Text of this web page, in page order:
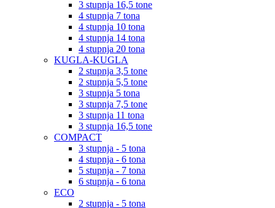
3 stupnja 16,5 tone
4 stupnja 7 tona
4 stupnja 10 tona
4 stupnja 14 tona
4 stupnja 20 tona
KUGLA-KUGLA
2 stupnja 3,5 tone
2 stupnja 5,5 tone
3 stupnja 5 tona
3 stupnja 7,5 tone
3 stupnja 11 tona
3 stupnja 16,5 tone
COMPACT
3 stupnja - 5 tona
4 stupnja - 6 tona
5 stupnja - 7 tona
6 stupnja - 6 tona
ECO
2 stupnja - 5 tona